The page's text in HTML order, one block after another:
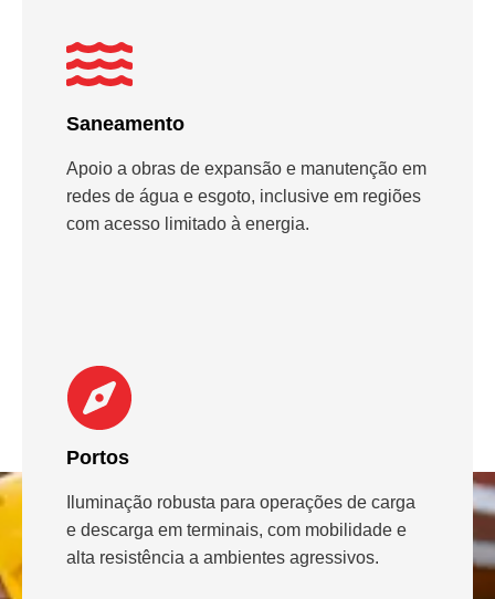
Saneamento
Apoio a obras de expansão e manutenção em
redes de água e esgoto, inclusive em regiões
com acesso limitado à energia.
Portos
Iluminação robusta para operações de carga
e descarga em terminais, com mobilidade e
alta resistência a ambientes agressivos.